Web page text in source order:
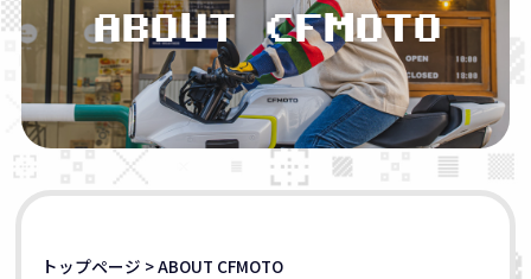
ABOUT CFMOTO
トップページ >ABOUT CFMOTO